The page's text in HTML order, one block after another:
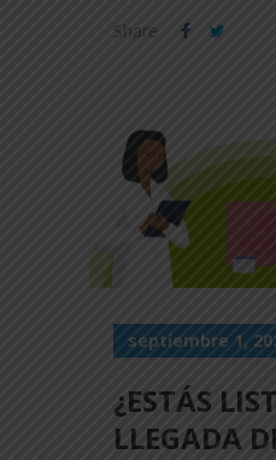
Share
septiembre 1,
¿ESTÁS
LLEGADA